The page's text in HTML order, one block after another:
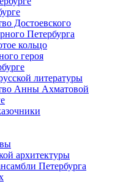
Достоевского
Петербурга
кольцо
героя
литературы
Анны Ахматовой
архитектуры
Петербурга